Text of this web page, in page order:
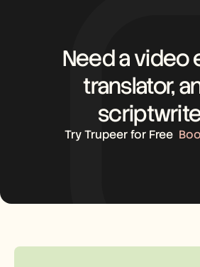
Need a video
translator,
Try Trupeer for Free